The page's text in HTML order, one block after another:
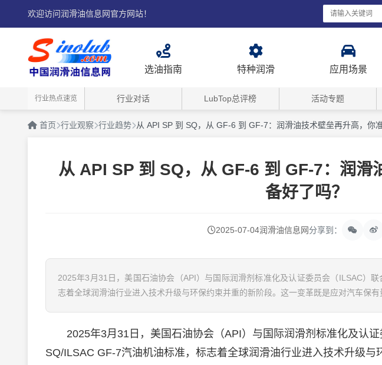
欢迎访问润滑油信息网官方网站！
选油指南 特种润滑 应用场景
行业热点速览 行业对话 LubTop总评榜 活动专题
首页 行业观察 行业趋势 从 API SP 到 SQ，从 GF-6 到 GF-7：润滑油技术壁垒再升高，你
从 API SP 到 SQ，从 GF-6 到 GF-7：润滑
备好了吗？
2025-07-04润滑油信息网分享到：
2025年3月31日，美国石油协会（API）与国际润滑剂标准化及认证委员会（ILSAC）
志着全球润滑油行业进入技术升级与环保约束并重的新阶段。这一变革既是应对汽车保有
2025年3月31日，美国石油协会（API）与国际润滑剂标准化及认证
SQ/ILSAC GF-7汽油机油标准，标志着全球润滑油行业进入技术升级与